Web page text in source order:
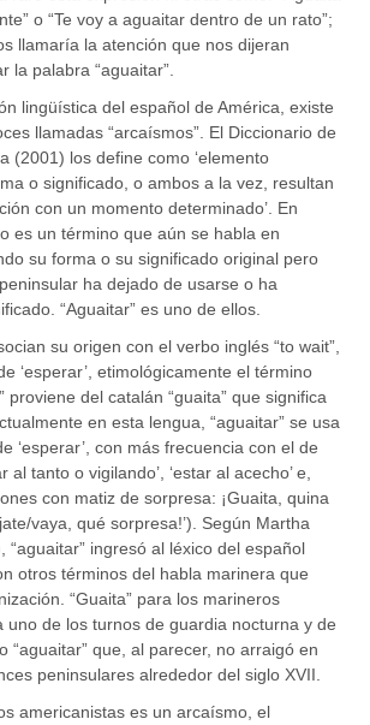
o “Te voy a aguaitar dentro de un rato”;
llamaría la atención que nos dijeran
la palabra “aguaitar”.
lingüística del español de América, existe
llamadas “arcaísmos”. El Diccionario de
(2001) los define como ‘elemento
o significado, o ambos a la vez, resultan
con un momento determinado’. En
es un término que aún se habla en
su forma o su significado original pero
ha dejado de usarse o ha
“Aguaitar” es uno de ellos.
su origen con el verbo inglés “to wait”,
‘esperar’, etimológicamente el término
proviene del catalán “guaita” que significa
en esta lengua, “aguaitar” se usa
‘esperar’, con más frecuencia con el de
al tanto o vigilando’, ‘estar al acecho’ e,
con matiz de sorpresa: ¡Guaita, quina
vaya, qué sorpresa!’). Según Martha
“aguaitar” ingresó al léxico del español
otros términos del habla marinera que
“Guaita” para los marineros
uno de los turnos de guardia nocturna y de
“aguaitar” que, al parecer, no arraigó en
peninsulares alrededor del siglo XVII.
americanistas es un arcaísmo, el